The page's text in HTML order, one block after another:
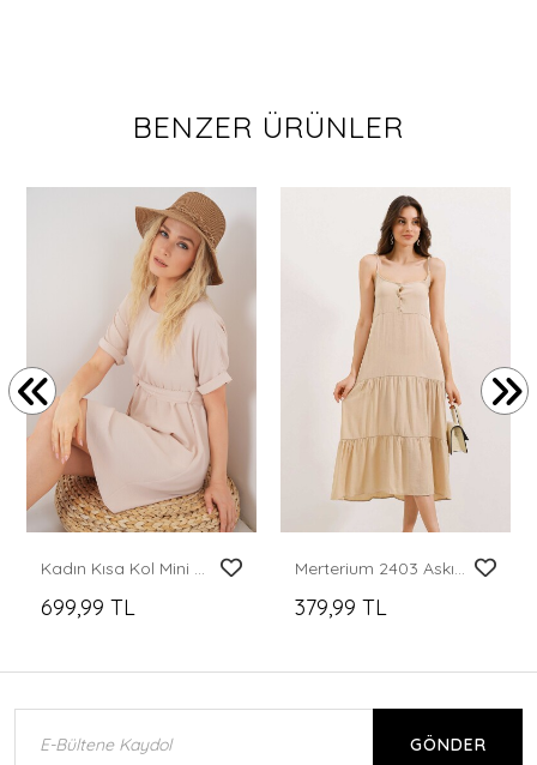
BENZER ÜRÜNLER
Kadın Kısa Kol Mini Ayrobin Elbise 2572 - Krem
699,99 TL
Merterium 2403 Askılı Midi Elbise - Krem
379,99 TL
GÖNDER